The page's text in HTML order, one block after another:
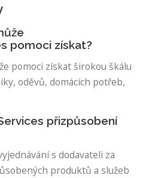
pomoci získat?
pomoci získat širokou škálu
oděvů, domácích potřeb,
přizpůsobení
s dodavateli za
produktů a služeb